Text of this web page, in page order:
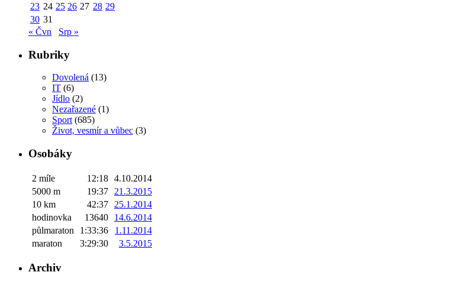
23 24 25 26 27 28 29
30 31
« Čvn
Srp »
Rubriky
Dovolená (13)
IT (6)
Jídlo (2)
Nezařazené (1)
Sport (685)
Život, vesmír a vůbec (3)
Osobáky
2 míle 12:18 4.10.2014
5000 m
19:37
21.3.2015
10 km
42:37
25.1.2014
hodinovka
13640
14.6.2014
půlmaraton
1:33:36
1.11.2014
maraton
3:29:30 3.5.2015
Archiv